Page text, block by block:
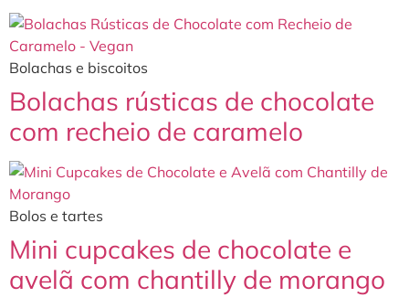
Bolachas e biscoitos
Bolachas rústicas de chocolate
com recheio de caramelo
Bolos e tartes
Mini cupcakes de chocolate e
avelã com chantilly de morango